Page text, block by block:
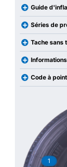
Guide
Séries de
Tache sans
Code à
1